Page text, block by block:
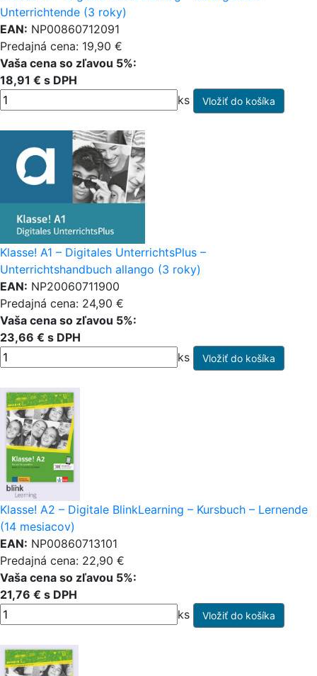
Unterrichtende (3 roky)
EAN: NP00860712091
Predajná cena: 19,90 €
Vaša cena so zľavou 5%:
18,91 € s DPH
ks
Klasse! A1 – Digitales UnterrichtsPlus –
Unterrichtshandbuch allango (3 roky)
EAN: NP20060711900
Predajná cena: 24,90 €
Vaša cena so zľavou 5%:
23,66 € s DPH
ks
Klasse! A2 – Digitale BlinkLearning – Kursbuch – Lernende
(14 mesiacov)
EAN: NP00860713101
Predajná cena: 22,90 €
Vaša cena so zľavou 5%:
21,76 € s DPH
ks